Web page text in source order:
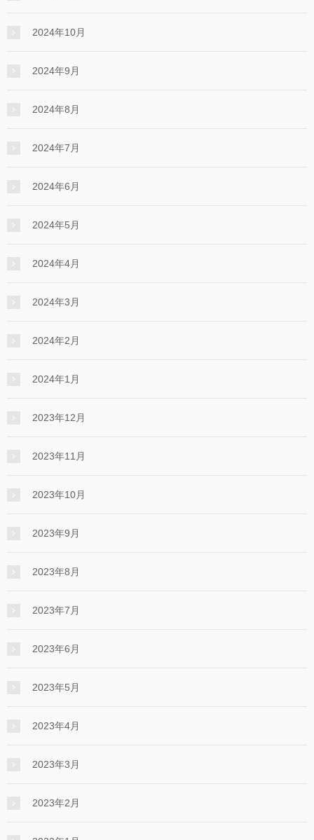
2024年10月
2024年9月
2024年8月
2024年7月
2024年6月
2024年5月
2024年4月
2024年3月
2024年2月
2024年1月
2023年12月
2023年11月
2023年10月
2023年9月
2023年8月
2023年7月
2023年6月
2023年5月
2023年4月
2023年3月
2023年2月